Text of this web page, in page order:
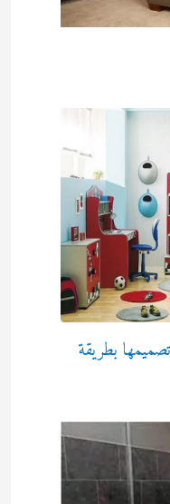
بطريقة